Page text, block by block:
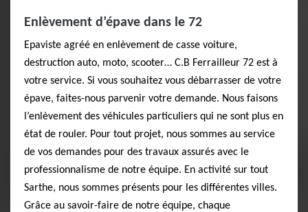
Enlèvement d’épave dans le 72
Epaviste agréé en enlèvement de casse voiture,
destruction auto, moto, scooter… C.B Ferrailleur 72 est à
votre service. Si vous souhaitez vous débarrasser de votre
épave, faites-nous parvenir votre demande. Nous faisons
l’enlèvement des véhicules particuliers qui ne sont plus en
état de rouler. Pour tout projet, nous sommes au service
de vos demandes pour des travaux assurés avec le
professionnalisme de notre équipe. En activité sur tout
Sarthe, nous sommes présents pour les différentes villes.
Grâce au savoir-faire de notre équipe, chaque